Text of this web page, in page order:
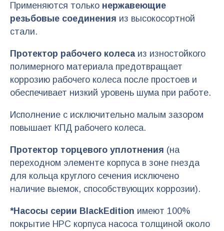
Применяются только нержавеющие
резьбовые соединения из высокосортной
стали.
Протектор рабочего колесаиз изностойкого
полимерного материала предотвращает
коррозию рабочего колеса после простоев и
обеспечивает низкий уровень шума при работе.
Исполнение с исключительно малым зазором
повышает КПД рабочего колеса.
Протектор торцевого уплотнения (на
переходном элементе корпуса в зоне гнезда
для кольца круглого сечения исключено
наличие выемок, способствующих коррозии).
*Насосы серии BlackEdition имеют 100%
покрытие HPC корпуса насоса толщиной около